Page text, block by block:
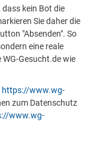
kein Bot die
Sie daher die
"Absenden". So
eine reale
Gesucht.de wie
https://www.wg-
zum Datenschutz
www.wg-